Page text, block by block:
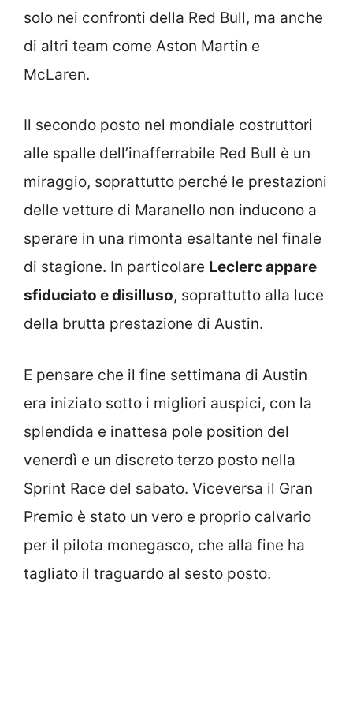
solo nei confronti della Red Bull, ma anche
di altri team come Aston Martin e
McLaren.
Il secondo posto nel mondiale costruttori
alle spalle dell’inafferrabile Red Bull è un
miraggio, soprattutto perché le prestazioni
delle vetture di Maranello non inducono a
sperare in una rimonta esaltante nel finale
di stagione. In particolare Leclerc appare
sfiduciato e disilluso, soprattutto alla luce
della brutta prestazione di Austin.
E pensare che il fine settimana di Austin
era iniziato sotto i migliori auspici, con la
splendida e inattesa pole position del
venerdì e un discreto terzo posto nella
Sprint Race del sabato. Viceversa il Gran
Premio è stato un vero e proprio calvario
per il pilota monegasco, che alla fine ha
tagliato il traguardo al sesto posto.